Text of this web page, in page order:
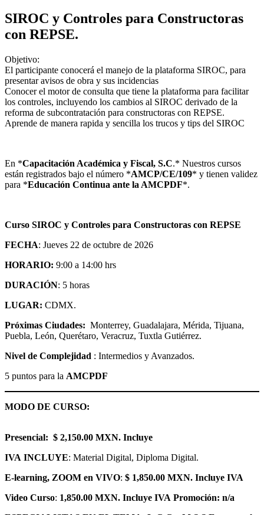
SIROC y Controles para Constructoras
con REPSE.
Objetivo:
El participante conocerá el manejo de la plataforma SIROC, para
presentar avisos de obra y sus incidencias
Conocer el motor de consulta que tiene la plataforma para facilitar
los controles, incluyendo los cambios al SIROC derivado de la
reforma de subcontratación para constructoras con REPSE.
Aprende de manera rapida y sencilla los trucos y tips del SIROC
En *Capacitación Académica y Fiscal, S.C.* Nuestros cursos
están registrados bajo el número *AMCP/CE/109* y tienen validez
para *Educación Continua ante la AMCPDF*.
Curso SIROC y Controles para Constructoras con REPSE
FECHA: Jueves 22 de octubre de 2026
HORARIO: 9:00 a 14:00 hrs
DURACIÓN: 5 horas
LUGAR: CDMX.
Próximas Ciudades: Monterrey, Guadalajara, Mérida, Tijuana,
Puebla, León, Querétaro, Veracruz, Tuxtla Gutiérrez.
Nivel de Complejidad : Intermedios y Avanzados.
5 puntos para la AMCPDF
MODO DE CURSO:
Presencial: $ 2,150.00 MXN. Incluye
IVA INCLUYE: Material Digital, Diploma Digital.
E-learning, ZOOM en VIVO: $ 1,850.00 MXN. Incluye IVA
Video Curso: 1,850.00 MXN. Incluye IVA Promoción: n/a